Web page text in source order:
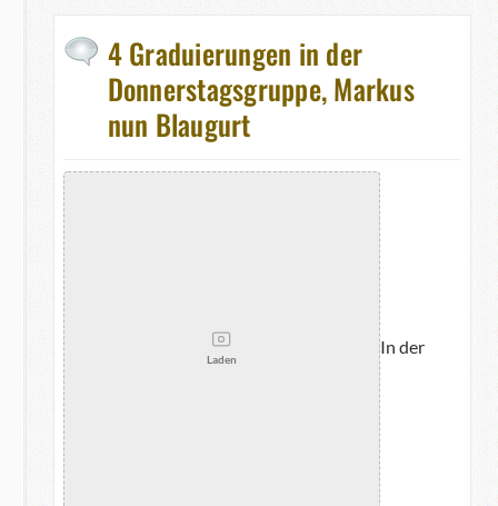
4 Graduierungen in der
Donnerstagsgruppe, Markus
nun Blaugurt
Laden
In der